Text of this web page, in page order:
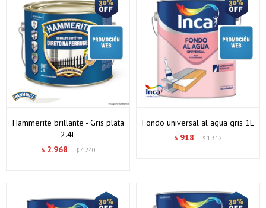
Hammerite brillante - Gris plata
2.4L
$ 2.968 $4.240
Fondo universal al agua gris 1L
$ 918 $1.312